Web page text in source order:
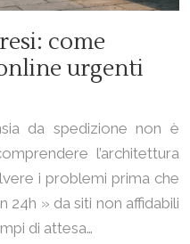
come
urgenti
da spedizione non è
l’architettura
i problemi prima che
24h » da siti non affidabili
di attesa…